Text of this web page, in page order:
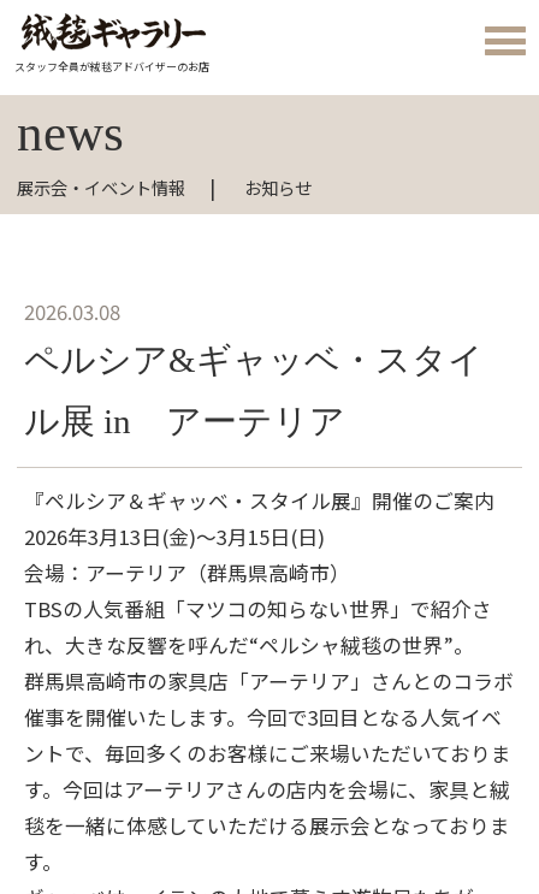
スタッフ全員が絨毯アドバイザーのお店
news
展示会・イベント情報 お知らせ
2026.03.08
ペルシア&ギャッベ・スタイ
ル展 in アーテリア
『ペルシア＆ギャッベ・スタイル展』開催のご案内
2026年3月13日(金)～3月15日(日)
会場：アーテリア（群馬県高崎市）
TBSの人気番組「マツコの知らない世界」で紹介さ
れ、大きな反響を呼んだ“ペルシャ絨毯の世界”。
群馬県高崎市の家具店「アーテリア」さんとのコラボ
催事を開催いたします。今回で3回目となる人気イベ
ントで、毎回多くのお客様にご来場いただいておりま
す。今回はアーテリアさんの店内を会場に、家具と絨
毯を一緒に体感していただける展示会となっておりま
す。